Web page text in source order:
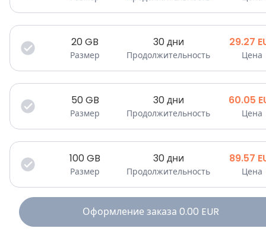
20GB
Размер
30 дни
Продолжительность
29.27
Цена
50GB
Размер
30 дни
Продолжительность
60.05
Цена
100GB
Размер
30 дни
Продолжительность
89.57
Цена
Оформление заказа 0.00 EUR